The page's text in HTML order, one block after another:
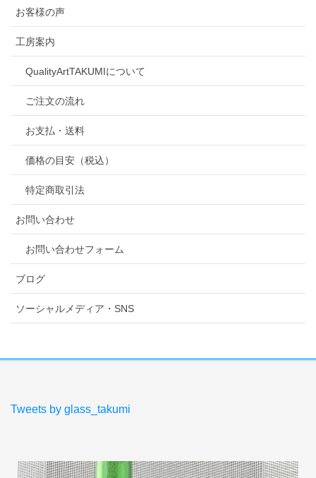
お客様の声
工房案内
QualityArtTAKUMIについて
ご注文の流れ
お支払・送料
価格の目安（税込）
特定商取引法
お問い合わせ
お問い合わせフォーム
ブログ
ソーシャルメディア・SNS
Tweets by glass_takumi